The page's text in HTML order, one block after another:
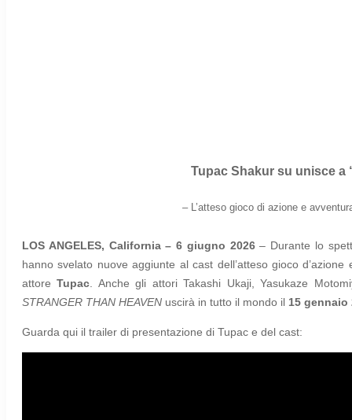
Tupac Shakur su unisce a
– L’atteso gioco di azione e
LOS ANGELES, California – 6 giugno 2026– Durante lo
hanno svelato nuove aggiunte al cast dell’atteso gioco
attoreTupac . Anche gli attori Takashi Ukaji, Yasukaze
STRANGER THAN HEAVEN uscirà in tutto il mondo il 15 gennaio
Guarda qui il trailer di presentazione di Tupac e del cast: